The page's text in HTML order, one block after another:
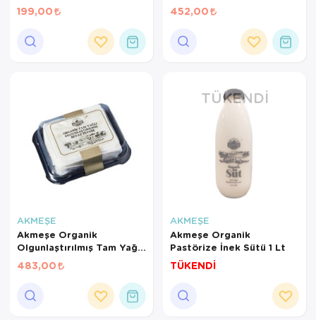
199,00 452,00
AKMEŞE
Akmeşe Organik
Olgunlaştırılmış Tam Yağlı
Beyaz Peynir 350 Gr
483,00
TÜKENDI
AKMEŞE
Akmeşe Organik
Pastörize İnek Sütü 1 Lt
TÜKENDİ